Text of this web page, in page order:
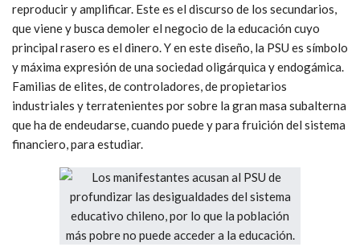
reproducir y amplificar. Este es el discurso de los secundarios,
que viene y busca demoler el negocio de la educación cuyo
principal rasero es el dinero. Y en este diseño, la PSU es símbolo
y máxima expresión de una sociedad oligárquica y endogámica.
Familias de elites, de controladores, de propietarios
industriales y terratenientes por sobre la gran masa subalterna
que ha de endeudarse, cuando puede y para fruición del sistema
financiero, para estudiar.